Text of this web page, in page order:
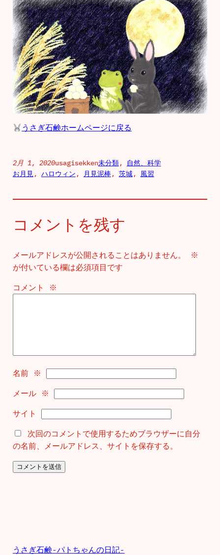
うさぎ石鹸ホームページに戻る
2月 1, 2020usagisekken未分類,
自然、科学
お月見, ハロウィン , 月見泥棒, 茨城, 風習
コメントを残す
メールアドレスが公開されることはありません。
※
が付いている欄は必須項目です
コメント ※
名前 ※
メール ※
サイト
次回のコメントで使用するためブラウザーに自分
の名前、メールアドレス、サイトを保存する。
うさぎ石鹸-パトちゃんの日記-